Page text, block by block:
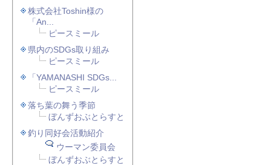
株式会社Toshin様の
「An...
ピースミール
県内のSDGs取り組み
ピースミール
「YAMANASHI SDGs...
ピースミール
落ち葉の舞う季節
ぼんずおぶとらすと
釣り同好会活動紹介
ウーマン委員会
ぼんずおぶとらすと